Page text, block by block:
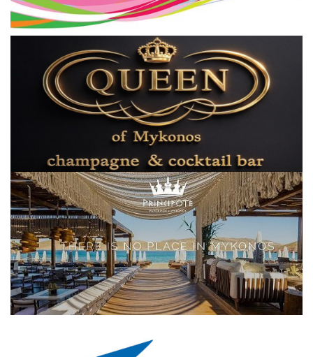
All News
Local Elections 2023
Γλώσσα
Ελληνικά English